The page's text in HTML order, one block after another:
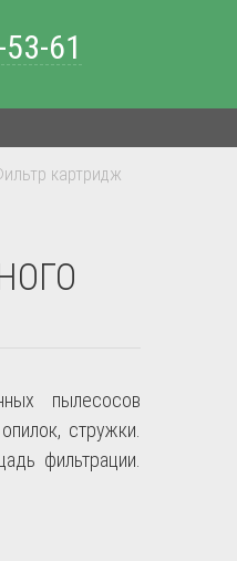
61
картридж
пылесосов
стружки.
фильтрации.